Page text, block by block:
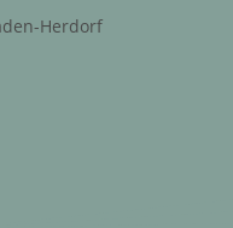
Herdorf